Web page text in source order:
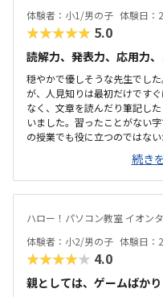
体験者：小1/男の子 体験日：
★★★★★ 5.0
読解力、発表力、応用力
穏やかで優しそうな先生でし
が、人見知りは最初だけです
なく、文章を読んだり筆記し
いました。習ったことがない
の授業でも役に立つのではな
ッピングモールの中にあるの
は付けてくれるそうです。ド
思いましたが、扉を閉めれば
ラスなので程よい解放感で授
プライベートでも使えるから
いるパソコンはタッチパネル
と心配でしたが、すぐに慣れ
続き
ハロー！パソコン教室 イオン
体験者：小2/男の子 体験日：
★★★★★ 4.0
親としては、ゲームばか